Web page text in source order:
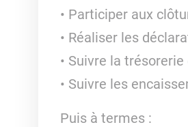
Participer aux
Réaliser les
Suivre la
Suivre les
Puis à termes :